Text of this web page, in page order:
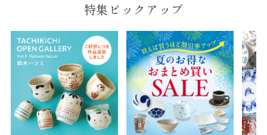
サイズ
高さ
40cm
横
30cm
幅
14cm
袋のサイズは当店で最適なものをご用意いたしま
特集ピックアップ